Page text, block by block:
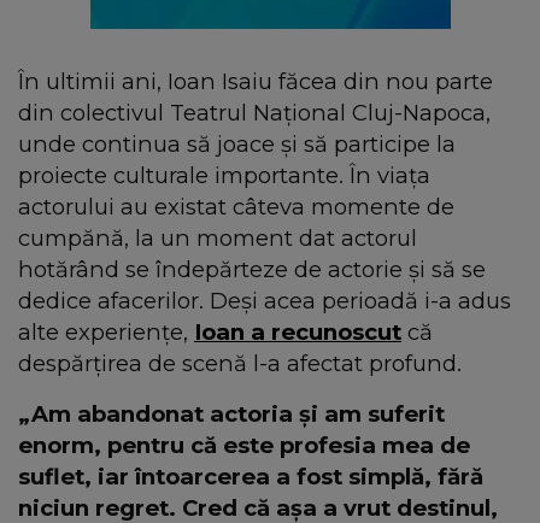
În ultimii ani, Ioan Isaiu făcea din nou parte
din colectivul Teatrul Național Cluj-Napoca,
unde continua să joace și să participe la
proiecte culturale importante. În viața
actorului au existat câteva momente de
cumpănă, la un moment dat actorul
hotărând se îndepărteze de actorie și să se
dedice afacerilor. Deși acea perioadă i-a adus
alte experiențe, Ioan a recunoscut că
despărțirea de scenă l-a afectat profund.
„Am abandonat actoria și am suferit
enorm, pentru că este profesia mea de
suflet, iar întoarcerea a fost simplă, fără
niciun regret. Cred că așa a vrut destinul,